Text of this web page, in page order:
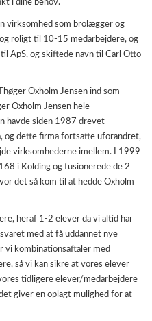
i dine behov.
virksomhed som brolægger og
roligt til 10-15 medarbejdere, og
ApS, og skiftede navn til Carl Otto
Oxholm Jensen ind som
Oxholm Jensen hele
havde siden 1987 drevet
og dette firma fortsatte uforandret,
virksomhederne imellem. I 1999
i Kolding og fusionerede de 2
det så kom til at hedde Oxholm
heraf 1-2 elever da vi altid har
med at få uddannet nye
kombinationsaftaler med
så vi kan sikre at vores elever
tidligere elever/medarbejdere
giver en oplagt mulighed for at